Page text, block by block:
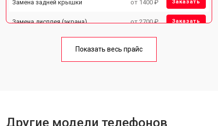
Замена задней крышки от 1400 ₽ Заказать
Замена дисплея (экрана) от 2700 ₽ Заказать
Замена кнопки включения от 1750 ₽
Показать весь прайс
Другие модели телефонов